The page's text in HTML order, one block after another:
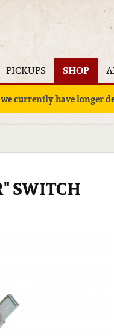
PICKUPS SHOP
we currently have
SWITCH